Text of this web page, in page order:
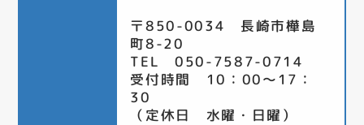
〒850-0034 長崎市樺島
町8-20
TEL 050-7587-0714
受付時間 10：00～17：
30
（定休日 水曜・日曜）